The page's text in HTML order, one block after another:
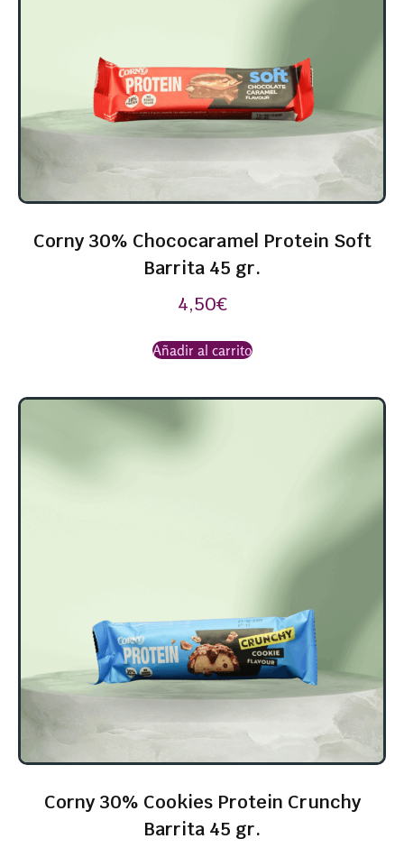
Corny 30% Chococaramel Protein Soft
Barrita 45 gr.
4,50€
Añadir al carrito
Corny 30% Cookies Protein Crunchy
Barrita 45 gr.